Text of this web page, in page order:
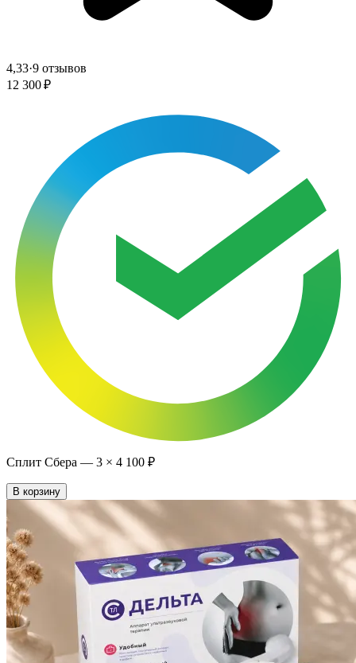
4,33·9 отзывов
12 300 ₽
Сплит Сбера — 3 × 4 100 ₽
В корзину